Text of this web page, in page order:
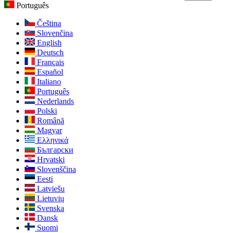
Português
Čeština
Slovenčina
English
Deutsch
Français
Español
Italiano
Português
Nederlands
Polski
Română
Magyar
Ελληνικά
Български
Hrvatski
Slovenščina
Eesti
Latviešu
Lietuvių
Svenska
Dansk
Suomi